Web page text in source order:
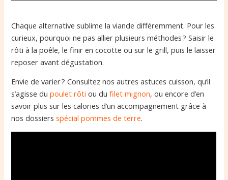
Chaque alternative sublime la viande différemment. Pour les
curieux, pourquoi ne pas allier plusieurs méthodes ? Saisir le
rôti à la poêle, le finir en cocotte ou sur le grill, puis le laisser
reposer avant dégustation.
Envie de varier ? Consultez nos autres astuces cuisson, qu’il
s’agisse dupoulet rôti ou dufilet mignon, ou encore d’en
savoir plus sur les calories d’un accompagnement grâce à
nos dossiersspécial pommes de terre.